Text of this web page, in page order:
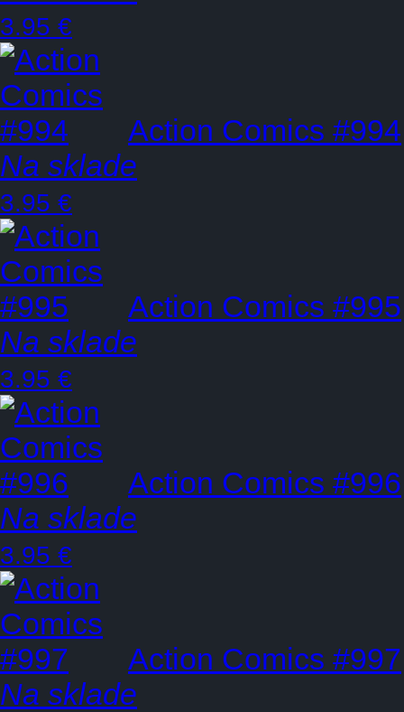
3.95 €
Action Comics #994
Na sklade
3.95 €
Action Comics #995
Na sklade
3.95 €
Action Comics #996
Na sklade
3.95 €
Action Comics #997
Na sklade